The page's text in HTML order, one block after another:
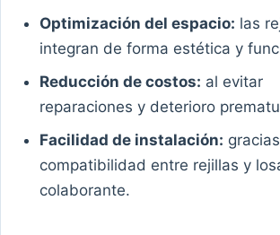
Optimización del espacio: las
integran de forma estética y
Reducción de costos: al evitar
reparaciones y deterioro
Facilidad de instalación:
compatibilidad entre rejillas y
colaborante.